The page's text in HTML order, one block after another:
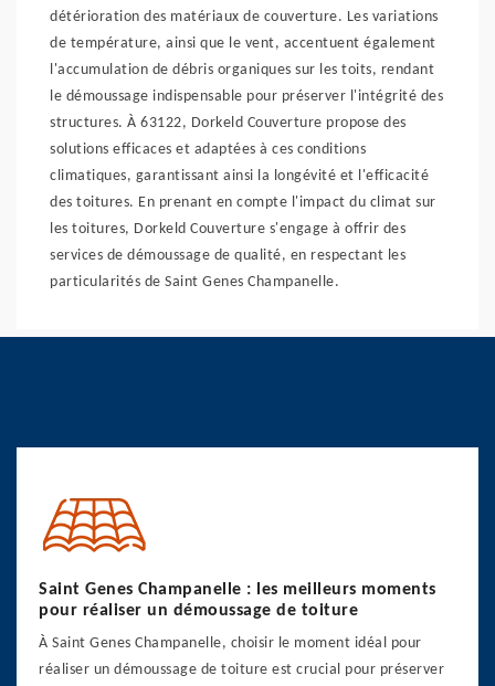
détérioration des matériaux de couverture. Les variations
de température, ainsi que le vent, accentuent également
l'accumulation de débris organiques sur les toits, rendant
le démoussage indispensable pour préserver l'intégrité des
structures. À 63122, Dorkeld Couverture propose des
solutions efficaces et adaptées à ces conditions
climatiques, garantissant ainsi la longévité et l'efficacité
des toitures. En prenant en compte l'impact du climat sur
les toitures, Dorkeld Couverture s'engage à offrir des
services de démoussage de qualité, en respectant les
particularités de Saint Genes Champanelle.
Saint Genes Champanelle : les meilleurs moments
pour réaliser un démoussage de toiture
À Saint Genes Champanelle, choisir le moment idéal pour
réaliser un démoussage de toiture est crucial pour préserver